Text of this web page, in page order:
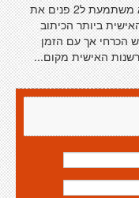
wow בעיני מעביר בצורה שלא משתמעת ל2 פנים את
ביותר הכיתוב
הכרחי אך עם הזמן
האישית מקום...